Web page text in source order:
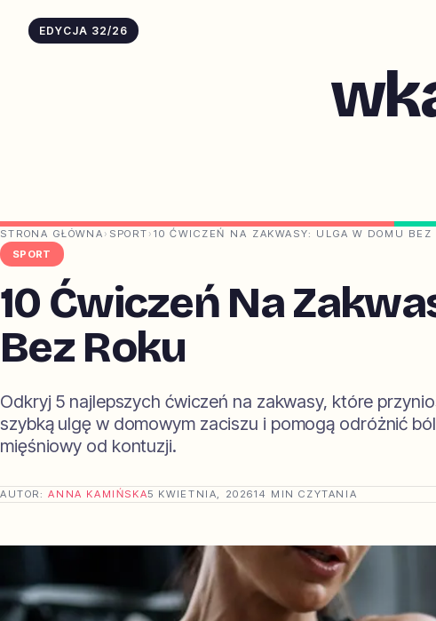
EDYCJA 32/26
STRONA GŁÓWNA › SPORT › 10 ĆWICZEŃ NA ZAKWASY: ULGA W DOMU BEZ
SPORT
10 Ćwiczeń Na
Bez Roku
Odkryj 5 najlepszych ćwiczeń na zakwasy, które
szybką ulgę w domowym zaciszu i pomogą odróżnić ból
mięśniowy od kontuzji.
AUTOR:ANNA KAMIŃSKA5 KWIETNIA, 202614 MIN CZYTANIA